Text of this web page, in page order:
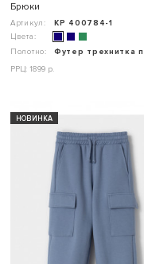
Брюки
Артикул:
КР 400784-1
Цвета:
Полотно:
Футер трехнитка
РРЦ: 1899 р.
НОВИНКА